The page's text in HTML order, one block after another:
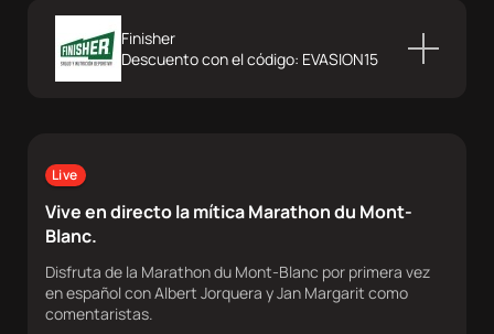
Finisher
Descuento con el código: EVASION15
Live
Vive en directo la mítica Marathon du Mont-
Blanc.
Disfruta de la Marathon du Mont-Blanc por primera vez
en español con Albert Jorquera y Jan Margarit como
comentaristas.
Sobre
nosotros
Atletas
DocuSeries